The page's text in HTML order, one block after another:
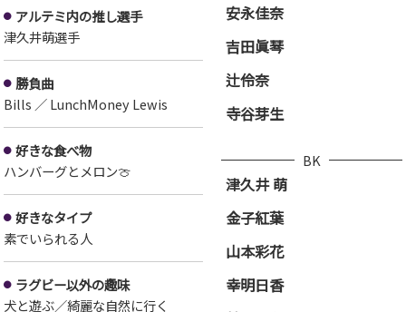
アルテミ内の推し選手
津久井萌選手
勝負曲
Bills ／ LunchMoney Lewis
好きな食べ物
ハンバーグとメロン🍈
好きなタイプ
素でいられる人
ラグビー以外の趣味
犬と遊ぶ／綺麗な自然に行く
安永佳奈
吉田眞琴
辻伶奈
寺谷芽生
BK
津久井 萌
金子紅葉
山本彩花
幸明日香